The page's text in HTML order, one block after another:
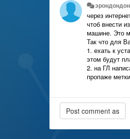
эрондондон
через
чтоб внести
машине. Это
Так что для
1. ехать к
этом будут
2. на ГЛ
пропаже